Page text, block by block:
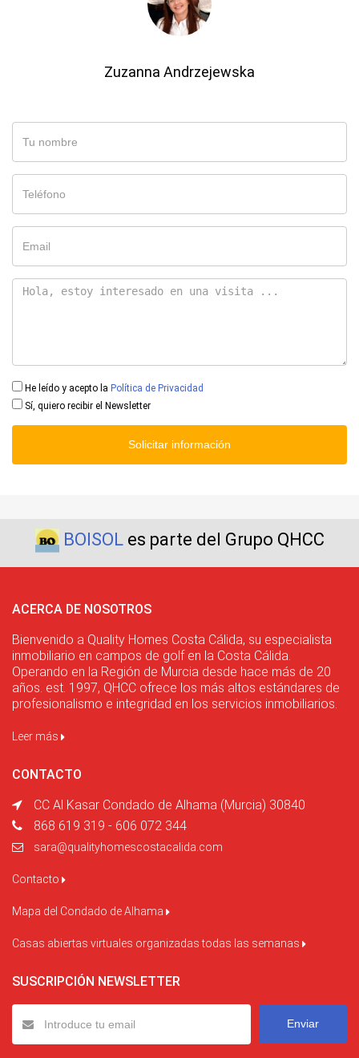
Zuzanna Andrzejewska
He leído y acepto la Política de Privacidad
Sí, quiero recibir el Newsletter
Solicitar información
BOISOLes parte del Grupo QHCC
ACERCA DE NOSOTROS
Bienvenido a Quality Homes Costa Cálida, su especialista
inmobiliario en campos de golf en la Costa Cálida.
Operando en la Región de Murcia desde hace más de 20
años. est. 1997, QHCC ofrece los más altos estándares de
profesionalismo e integridad en los servicios inmobiliarios.
Leer más
CONTACTO
CC Al Kasar Condado de Alhama (Murcia) 30840
868 619 319 - 606 072 344
sara@qualityhomescostacalida.com
Contacto
Mapa del Condado de Alhama
Casas abiertas virtuales organizadas todas las semanas
SUSCRIPCIÓN NEWSLETTER
Enviar